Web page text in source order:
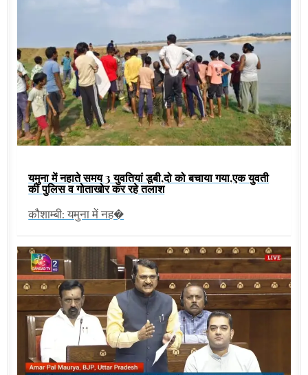
यमुना में नहाते समय 3 युवतियां डूबी,दो को बचाया गया,एक युवती
की पुलिस व गोताखोर कर रहे तलाश
कौशाम्बी: यमुना में नह�